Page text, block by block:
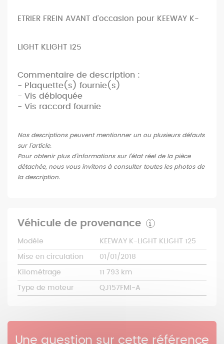
ETRIER FREIN AVANT d'occasion pour KEEWAY K-
LIGHT KLIGHT 125
Commentaire de description :
- Plaquette(s) fournie(s)
- Vis débloquée
- Vis raccord fournie
Nos descriptions peuvent mentionner un ou plusieurs défauts
sur l'article.
Pour obtenir plus d'informations sur l'état réel de la pièce
détachée, nous vous invitons à consulter toutes les photos de
la description.
Véhicule de provenance
Modèle KEEWAY K-LIGHT KLIGHT 125
Mise en circulation 01/01/2018
Kilométrage 11 793 km
Type de moteur QJ157FMI-A
Une question sur cette référence